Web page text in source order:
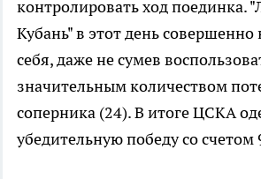
контролировать ход поединка.
Кубань" в этот день совершенно
себя, даже не сумев
значительным количеством
соперника (24). В итоге ЦСКА
убедительную победу со счетом